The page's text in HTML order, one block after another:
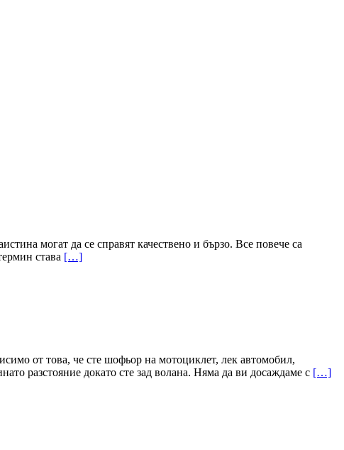
могат да се справят качествено и бързо. Все повече са
става […]
от това, че сте шофьор на мотоциклет, лек автомобил,
разстояние докато сте зад волана. Няма да ви досаждаме с […]